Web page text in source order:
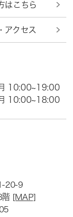
はこちら
アクセス
10:00~19:00
10:00~18:00
20-9
階 [MAP]